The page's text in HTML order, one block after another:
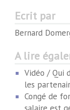
Ecrit par
Bernard
A lire
Vidéo / Qui
les
Congé de